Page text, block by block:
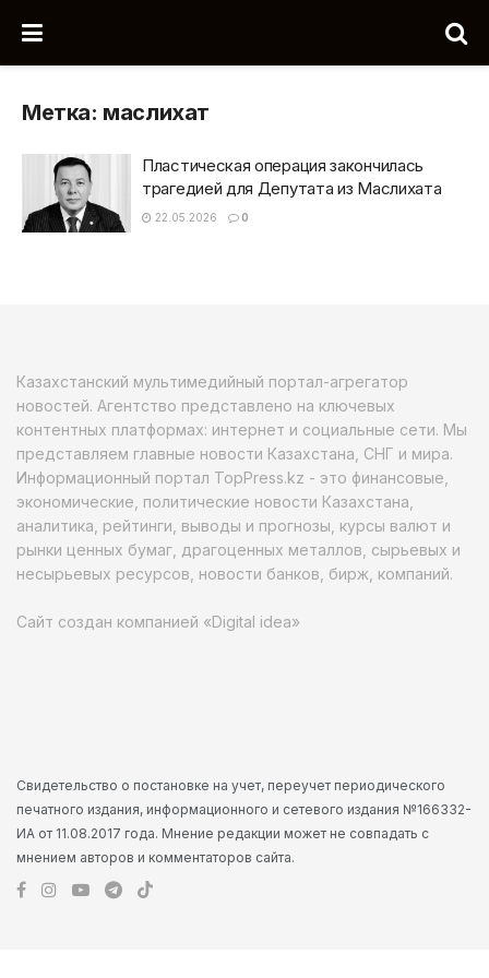
Метка: маслихат
Пластическая операция закончилась
трагедией для Депутата из Маслихата
22.05.2026 0
Казахстанский мультимедийный портал-агрегатор
новостей. Агентство представлено на ключевых
контентных платформах: интернет и социальные сети. Мы
представляем главные новости Казахстана, СНГ и мира.
Информационный портал TopPress.kz - это финансовые,
экономические, политические новости Казахстана,
аналитика, рейтинги, выводы и прогнозы, курсы валют и
рынки ценных бумаг, драгоценных металлов, сырьевых и
несырьевых ресурсов, новости банков, бирж, компаний.
Сайт создан компанией «Digital idea»
Свидетельство о постановке на учет, переучет периодического
печатного издания, информационного и сетевого издания №166332-
ИА от 11.08.2017 года. Мнение редакции может не совпадать с
мнением авторов и комментаторов сайта.